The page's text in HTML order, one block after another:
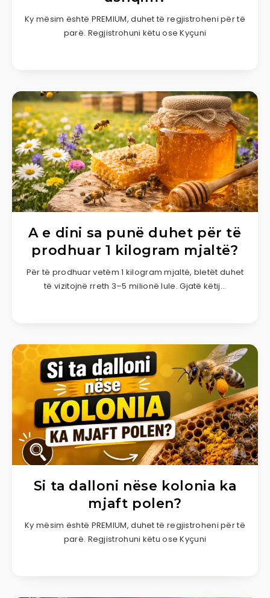
Ky mësim është PREMIUM, duhet të regjistroheni për të
parë. Regjistrohuni këtu ose Kyçuni
A e dini sa punë duhet për të
prodhuar 1 kilogram mjaltë?
Për të prodhuar vetëm 1 kilogram mjaltë, bletët duhet
të vizitojnë rreth 3–5 milionë lule. Gjatë këtij…
Si ta dalloni nëse kolonia ka
mjaft polen?
Ky mësim është PREMIUM, duhet të regjistroheni për të
parë. Regjistrohuni këtu ose Kyçuni